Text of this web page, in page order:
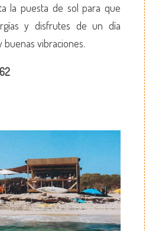
la puesta de sol para que
y disfrutes de un día
buenas vibraciones.